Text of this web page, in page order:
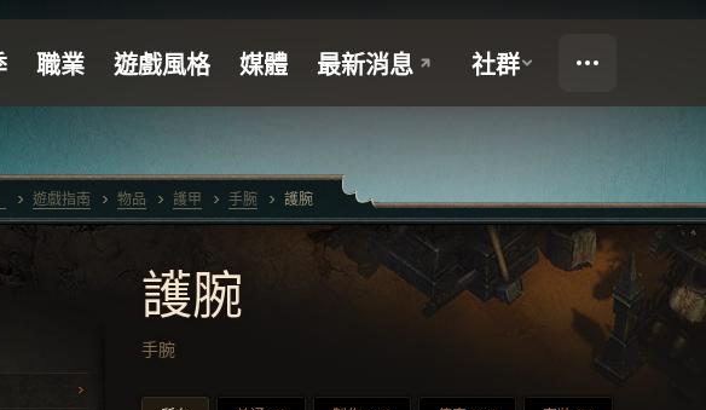
護腕
手腕
遊戲指南 物品 護甲 手腕 護腕